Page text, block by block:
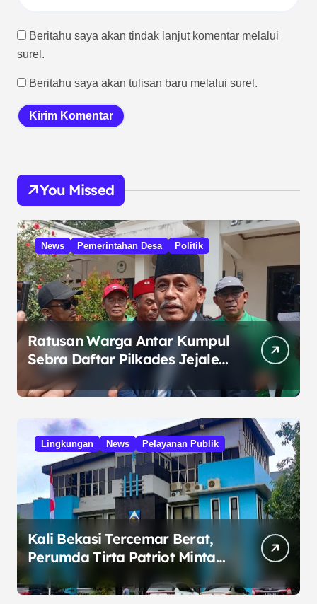
Beritahu saya akan tindak lanjut komentar melalui
surel.
Beritahu saya akan tulisan baru melalui surel.
You Missed
News Pemerintahan Desa Politik
Ratusan Warga Antar Kumpul
Sebra Daftar Pilkades Jejalen
Jaya, Serukan Pemilu Damai
Lingkungan News Pelayanan Publik
Kali Bekasi Tercemar Berat,
Perumda Tirta Patriot Minta
Maaf atas Penurunan Kualitas
Air